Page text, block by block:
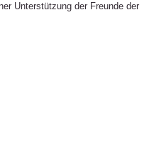
Unterstützung der Freunde der